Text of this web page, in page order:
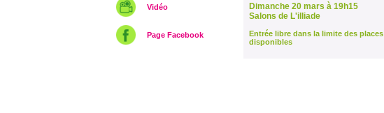
Vidéo
Page Facebook
Dimanche 20 mars à 19h15
Salons de L'illiade
Entrée libre dans la limite des places
disponibles